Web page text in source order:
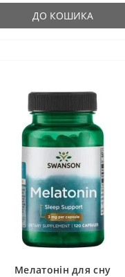
ДО КОШИКА
Мелатонін для сну